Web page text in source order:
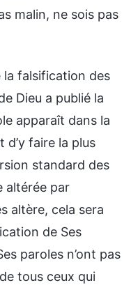
malin, ne sois pas
la falsification des
Dieu a publié la
apparaît dans la
d’y faire la plus
standard des
altérée par
altère, cela sera
de Ses
paroles n’ont pas
tous ceux qui